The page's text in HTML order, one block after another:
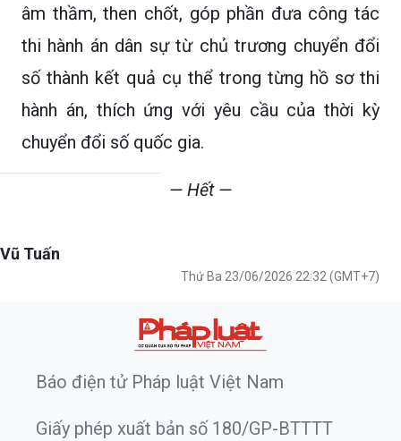
âm thầm, then chốt, góp phần đưa công tác
thi hành án dân sự từ chủ trương chuyển đổi
số thành kết quả cụ thể trong từng hồ sơ thi
hành án, thích ứng với yêu cầu của thời kỳ
chuyển đổi số quốc gia.
— Hết —
Vũ Tuấn
Thứ Ba 23/06/2026 22:32 (GMT+7)
Báo điện tử Pháp luật Việt Nam
Giấy phép xuất bản số 180/GP-BTTTT